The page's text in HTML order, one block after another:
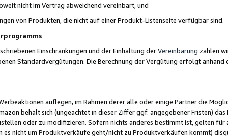
nicht im Vertrag abweichend vereinbart, und
von Produkten, die nicht auf einer Produkt-Listenseite verfügbar sind.
Einschränkungen und der Einhaltung derVereinbarung zahlen
Standardvergütungen. Die Berechnung der Vergütung erfolgt
auflegen, im Rahmen derer alle oder einige Partner die
behält sich (ungeachtet in dieser Ziffer ggf. angegebener Fristen)
oder zu modifizieren. Sofern nichts anderes bestimmt ist, gelten
nicht um Produktverkäufe geht/nicht zu Produktverkäufen kommt)